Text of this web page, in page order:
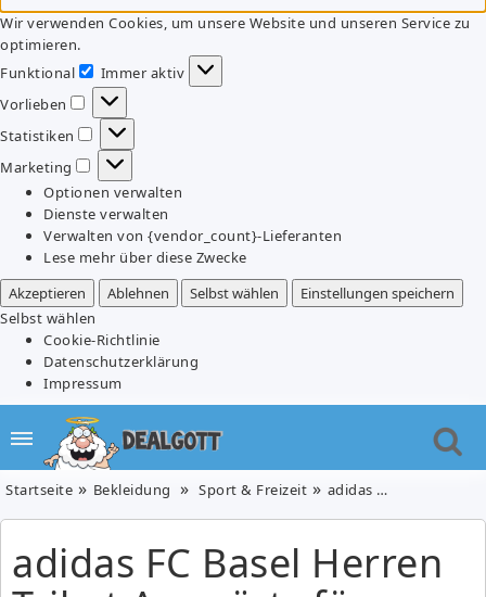
Wir verwenden Cookies, um unsere Website und unseren Service zu
optimieren.
Funktional
Funktional
Immer aktiv
Vorlieben
Vorlieben
Statistiken
Statistiken
Marketing
Marketing
Optionen verwalten
Dienste verwalten
Verwalten von {vendor_count}-Lieferanten
Lese mehr über diese Zwecke
Akzeptieren
Ablehnen Selbst wählen
Einstellungen speichern
Selbst wählen
Cookie-Richtlinie
Datenschutzerklärung
Impressum
Startseite Bekleidung Sport & Freizeit adidas FC Basel Herren Trikot Auswärts für 11,11€ zzgl. 3,95€ Versand
adidas FC Basel Herren